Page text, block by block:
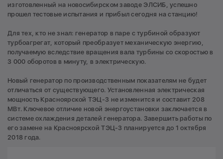
изготовленный на новосибирском заводе ЭЛСИБ, успешно
прошел тестовые испытания и прибыл сегодня на станцию!
Для тех, кто не знал: генератор в паре с турбиной образуют
турбоагрегат, который преобразует механическую энергию,
получаемую вследствие вращения вала турбины со скоростью в
3 000 оборотов в минуту, в электрическую.
Новый генератор по производственным показателям не будет
отличаться от существующего. Установленная электрическая
мощность Красноярской ТЭЦ-3 не изменится и составит 208
МВт. Ключевое отличие новой энергоустановки заключается в
системе охлаждения деталей генератора. Завершить работы по
его замене на Красноярской ТЭЦ-3 планируется до 1 октября
2018 года.